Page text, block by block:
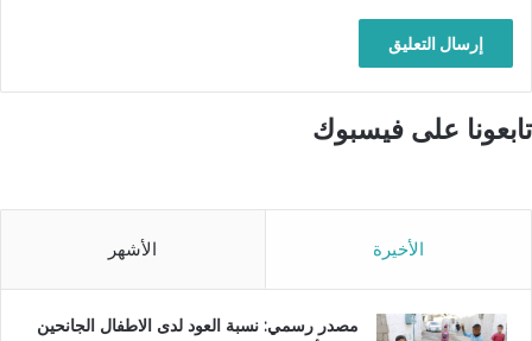
تابعونا على فيسبوك
الأخيرة الأشهر
مصدر رسمي: نسبة العود لدى الاطفال الجانحين